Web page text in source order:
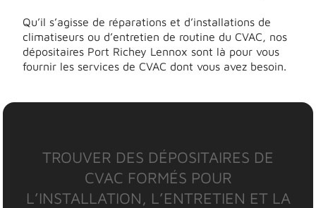
Qu’il s’agisse de réparations et d’installations de
climatiseurs ou d’entretien de routine du CVAC, nos
dépositaires Port Richey Lennox sont là pour vous
fournir les services de CVAC dont vous avez besoin.
TROUVER DES DÉPOSITAIRES DE
CVAC FORMÉS POUR
L’INSTALLATION, L’ENTRETIEN ET LA